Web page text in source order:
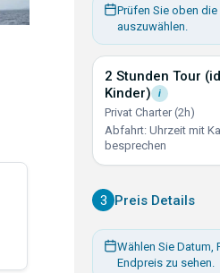
Prüfen Sie oben
auszuwählen.
2 Stunden Tour
Kinder)
i
Privat Charter (2h)
Abfahrt: Uhrzeit mit
besprechen
3 Preis Details
Wählen Sie Datum,
Endpreis zu sehen.